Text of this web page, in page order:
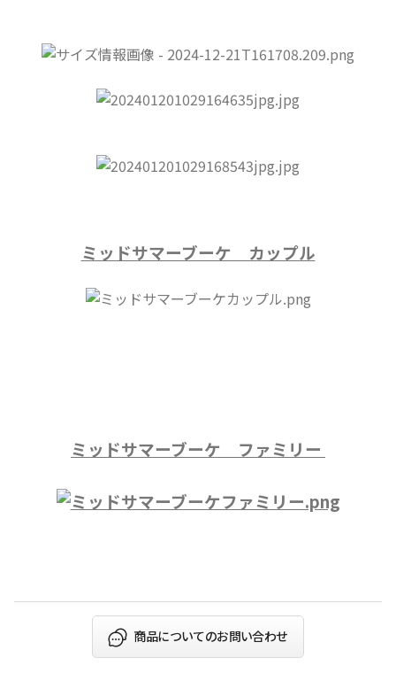
ミッドサマーブーケ カップル
ミッドサマーブーケ ファミリー
商品についてのお問い合わせ